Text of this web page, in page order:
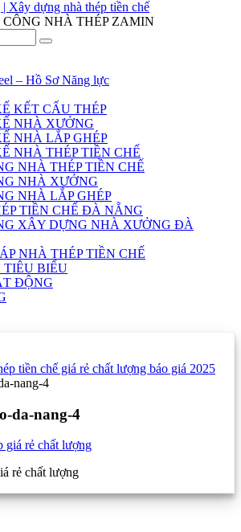
NHÀ THÉP ZAMIN
– Hồ Sơ Năng lực
KẾT CẤU THÉP
NHÀ XƯỞNG
NHÀ LẮP GHÉP
NHÀ THÉP TIỀN CHẾ
NHÀ THÉP TIỀN CHẾ
NHÀ XƯỞNG
NHÀ LẮP GHÉP
TIỀN CHẾ ĐÀ NẴNG
XÂY DỰNG NHÀ XƯỞNG ĐÀ
NHÀ THÉP TIỀN CHẾ
TIÊU BIỂU
ĐỘNG
tiền chế giá rẻ chất lượng báo giá 2025
nang-4
da-nang-4
rẻ chất lượng